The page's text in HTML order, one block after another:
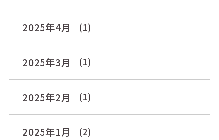
2025年4月 (1)
2025年3月 (1)
2025年2月 (1)
2025年1月 (2)